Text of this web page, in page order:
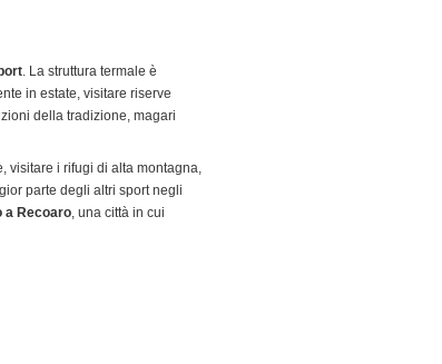
. La struttura termale è
in estate, visitare riserve
della tradizione, magari
visitare i rifugi di alta montagna,
parte degli altri sport negli
a Recoaro, una città in cui